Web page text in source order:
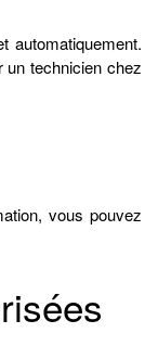
automatiquement.
un technicien chez
vous pouvez